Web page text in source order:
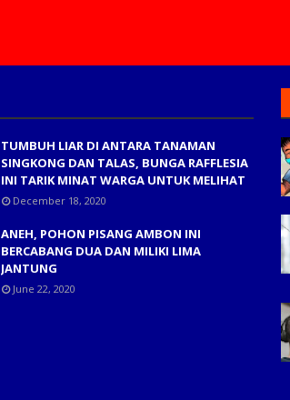
TUMBUH LIAR DI ANTARA TANAMAN
SINGKONG DAN TALAS, BUNGA RAFFLESIA
INI TARIK MINAT WARGA UNTUK MELIHAT
December 18, 2020
ANEH, POHON PISANG AMBON INI
BERCABANG DUA DAN MILIKI LIMA
JANTUNG
June 22, 2020